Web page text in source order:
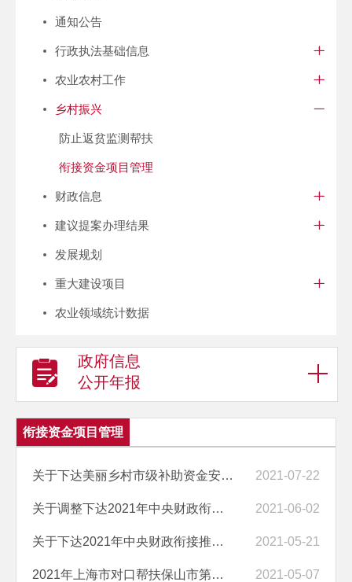
通知公告
行政执法基础信息
农业农村工作
乡村振兴
防止返贫监测帮扶
衔接资金项目管理
财政信息
建议提案办理结果
发展规划
重大建设项目
农业领域统计数据
政府信息
公开年报
衔接资金项目管理
关于下达美丽乡村市级补助资金安排情况的公示 2021-07-22
关于调整下达2021年中央财政衔接推进乡村振兴补助资金预算（以工代赈任... 2021-06-02
关于下达2021年中央财政衔接推进乡村振兴补助资金预算安排情况的公示 2021-05-21
2021年上海市对口帮扶保山市第一批项目获批 2021-05-07